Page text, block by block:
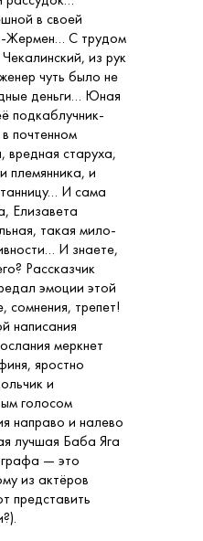
в своей
Жермен… С трудом
из рук
чуть было не
деньги… Юная
подкаблучник-
почтенном
вредная старуха,
племянника, и
И сама
Елизавета
такая мило-
И знаете,
Рассказчик
эмоции этой
сомнения, трепет!
написания
меркнет
яростно
и
голосом
направо и налево
лучшая Баба Яга
— это
из актёров
представить